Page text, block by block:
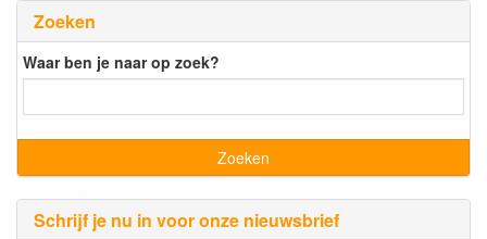
Zoeken
Waar ben je naar op zoek?
Schrijf je nu in voor onze nieuwsbrief